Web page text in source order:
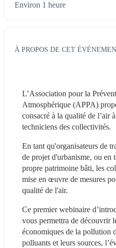
Environ 1 heure
À PROPOS DE CET
L’Association pour la
Atmosphérique (APPA)
consacré à la qualité de l’air
techniciens des collectivités.
En tant qu'organisateurs de
de projet d'urbanisme, ou en
propre patrimoine bâti, les
mise en œuvre de mesures
qualité de l'air.
Ce premier webinaire
vous permettra de découvrir
économiques de la pollution
polluants et leurs sources,